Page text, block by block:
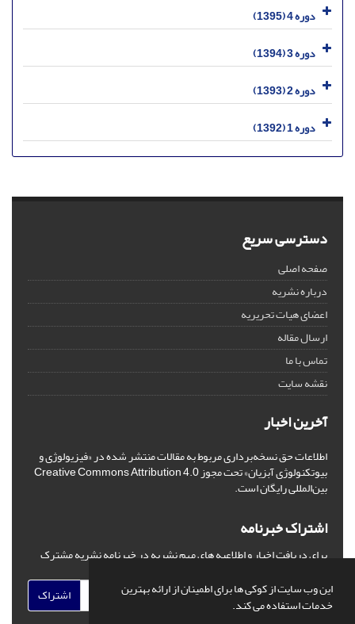
این وب سایت از کوکی ها برای اطمینان از ارائه بهترین
خدمات استفاده می کند.
دوره 4 (1395)
دوره 3 (1394)
دوره 2 (1393)
دوره 1 (1392)
دسترسی سریع
صفحه اصلی
درباره نشریه
اعضای هیات تحریریه
ارسال مقاله
تماس با ما
نقشه سایت
آخرین اخبار
اطلاعات حق نسخه‌برداری مربوط به مقالات منتشر شده در «فیزیولوژی و
بیوتکنولوژی آبزیان» تحت مجوز Creative Commons Attribution 4.0
بین‌المللی رایگان است.
اشتراک خبرنامه
برای دریافت اخبار و اطلاعیه های مهم نشریه در خبرنامه نشریه مشترک
اشتراک